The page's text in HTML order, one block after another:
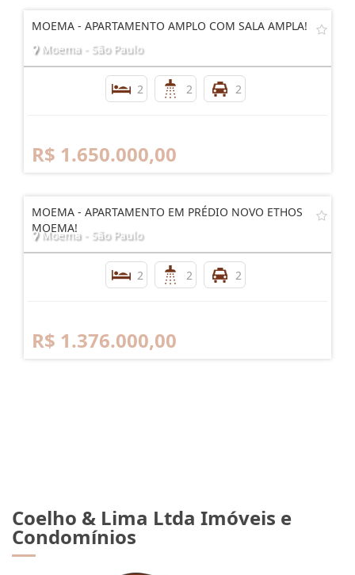
MOEMA - APARTAMENTO AMPLO COM SALA AMPLA!
Moema - São Paulo
2 2 2
R$ 1.650.000,00
MOEMA - APARTAMENTO EM PRÉDIO NOVO ETHOS
MOEMA!
Moema - São Paulo
2 2 2
R$ 1.376.000,00
Coelho & Lima Ltda Imóveis e
Condomínios